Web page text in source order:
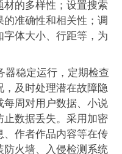
的多样性；设置搜索
准确性和相关性；调
体大小、行距等，为
器稳定运行，定期检查
，及时处理潜在故障隐
每周对用户数据、小说
止数据丢失。采用加密
作者作品内容等在传
火墙、入侵检测系统